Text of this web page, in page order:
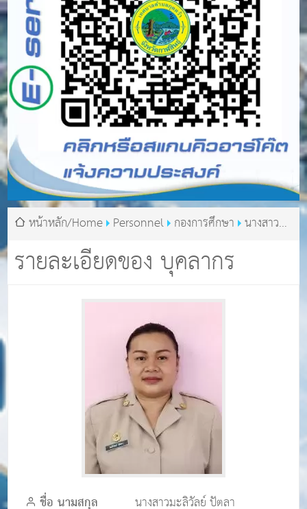
รายละเอียดของ บุคลากร
หน้าหลัก/Home Personnel กองการศึกษา นางสาว
ชื่อ นามสกุล นางสาวมะลิวัลย์ ปัตลา